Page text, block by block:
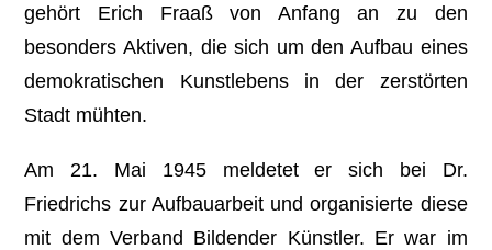
gehört Erich Fraaß von Anfang an zu den
besonders Aktiven, die sich um den Aufbau eines
demokratischen Kunstlebens in der zerstörten
Stadt mühten.
Am 21. Mai 1945 meldetet er sich bei Dr.
Friedrichs zur Aufbauarbeit und organisierte diese
mit dem Verband Bildender Künstler. Er war im